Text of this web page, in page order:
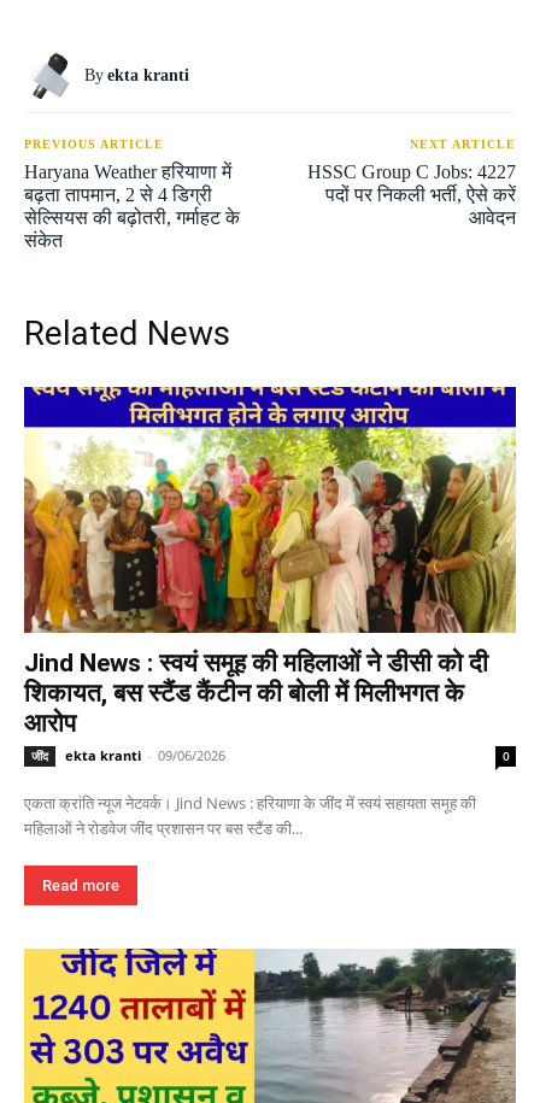
By ekta kranti
PREVIOUS ARTICLE
Haryana Weather हरियाणा में
बढ़ता तापमान, 2 से 4 डिग्री
सेल्सियस की बढ़ोतरी, गर्माहट के
संकेत
NEXT ARTICLE
HSSC Group C Jobs: 4227
पदों पर निकली भर्ती, ऐसे करें
आवेदन
Related News
Jind News : स्वयं समूह की महिलाओं ने डीसी को दी
शिकायत, बस स्टैंड कैंटीन की बोली में मिलीभगत के
आरोप
जींद ekta kranti - 09/06/2026 0
एकता क्रांति न्यूज नेटवर्क। Jind News : हरियाणा के जींद में स्वयं सहायता समूह की
महिलाओं ने रोडवेज जींद प्रशासन पर बस स्टैंड की...
Read more